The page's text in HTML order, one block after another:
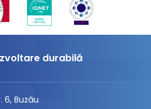
durabilă
6, Buzău